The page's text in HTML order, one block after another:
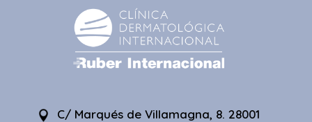
C/ Marqués de Villamagna, 8. 28001